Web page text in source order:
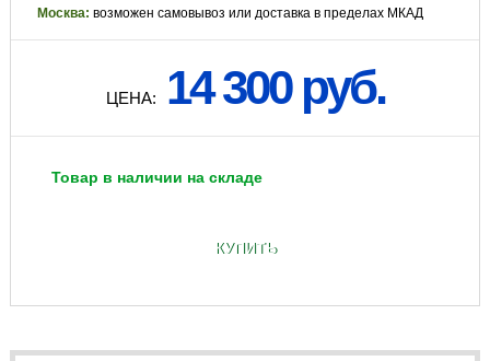
Москва: возможен самовывоз или доставка в пределах МКАД
ЦЕНА: 14 300 руб.
Товар в наличии на складе
КУПИТЬ